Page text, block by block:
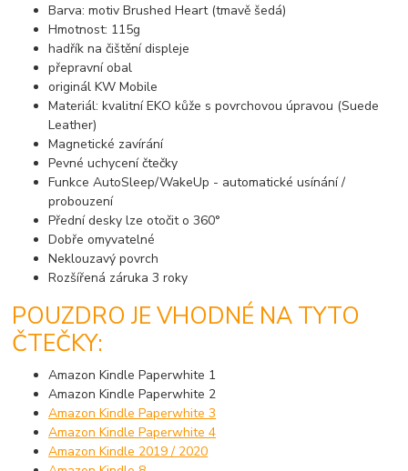
Barva: motiv Brushed Heart (tmavě šedá)
Hmotnost: 115g
hadřík na čištění displeje
přepravní obal
originál KW Mobile
Materiál: kvalitní EKO kůže s povrchovou úpravou (Suede
Leather)
Magnetické zavírání
Pevné uchycení čtečky
Funkce AutoSleep/WakeUp - automatické usínání /
probouzení
Přední desky lze otočit o 360°
Dobře omyvatelné
Neklouzavý povrch
Rozšířená záruka 3 roky
POUZDRO JE VHODNÉ NA TYTO
ČTEČKY:
Amazon Kindle Paperwhite 1
Amazon Kindle Paperwhite 2
Amazon Kindle Paperwhite 3
Amazon Kindle Paperwhite 4
Amazon Kindle 2019 / 2020